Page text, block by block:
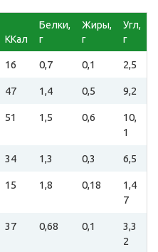
ККал
Белки,
г
Жиры,
г
Угл,
г
16 0,7 0,1 2,5
47 1,4 0,5 9,2
51 1,5 0,6
10,
1
34 1,3 0,3 6,5
15 1,8 0,18
1,4
7
37 0,68 0,1
3,3
2